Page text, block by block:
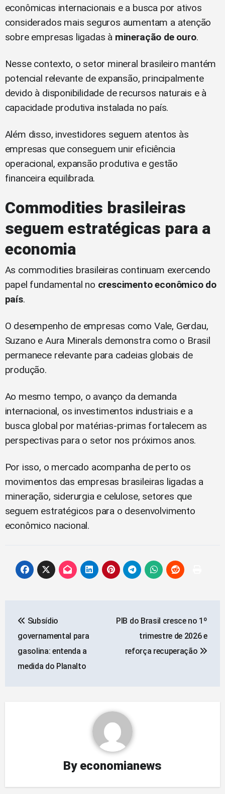
econômicas internacionais e a busca por ativos
considerados mais seguros aumentam a atenção
sobre empresas ligadas à mineração de ouro.
Nesse contexto, o setor mineral brasileiro mantém
potencial relevante de expansão, principalmente
devido à disponibilidade de recursos naturais e à
capacidade produtiva instalada no país.
Além disso, investidores seguem atentos às
empresas que conseguem unir eficiência
operacional, expansão produtiva e gestão
financeira equilibrada.
Commodities brasileiras
seguem estratégicas para a
economia
As commodities brasileiras continuam exercendo
papel fundamental no crescimento econômico do
país.
O desempenho de empresas como Vale, Gerdau,
Suzano e Aura Minerals demonstra como o Brasil
permanece relevante para cadeias globais de
produção.
Ao mesmo tempo, o avanço da demanda
internacional, os investimentos industriais e a
busca global por matérias-primas fortalecem as
perspectivas para o setor nos próximos anos.
Por isso, o mercado acompanha de perto os
movimentos das empresas brasileiras ligadas a
mineração, siderurgia e celulose, setores que
seguem estratégicos para o desenvolvimento
econômico nacional.
de
artigos
Subsídio
governamental para
gasolina: entenda a
medida do Planalto
PIB do Brasil cresce no 1º
trimestre de 2026 e
reforça recuperação
By economianews